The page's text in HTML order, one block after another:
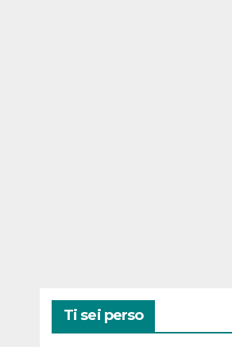
Ti sei perso